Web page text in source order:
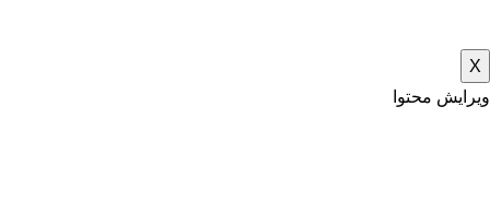
X
ویرایش محتوا